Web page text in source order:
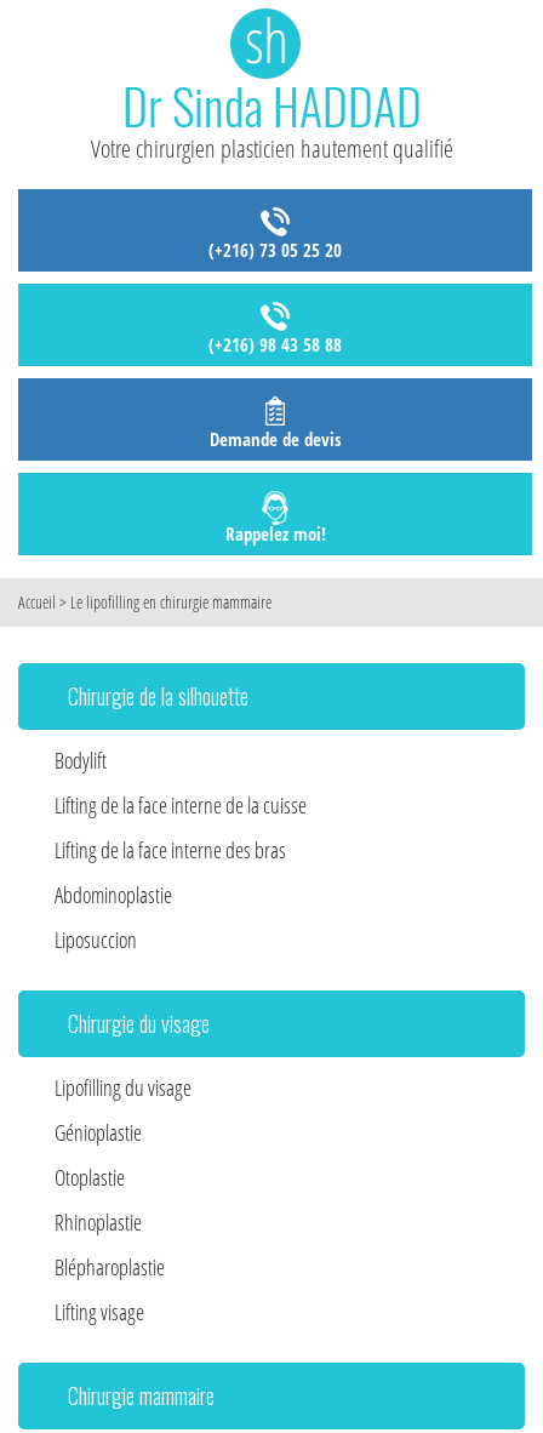
Votre chirurgien plasticien hautement qualifié
(+216) 73 05 25 20
(+216) 98 43 58 88
Demande de devis
Rappelez moi!
Accueil > Le lipofilling en chirurgie mammaire
Chirurgie de la silhouette
Bodylift
Lifting de la face interne de la cuisse
Lifting de la face interne des bras
Abdominoplastie
Liposuccion
Chirurgie du visage
Lipofilling du visage
Génioplastie
Otoplastie
Rhinoplastie
Blépharoplastie
Lifting visage
Chirurgie mammaire